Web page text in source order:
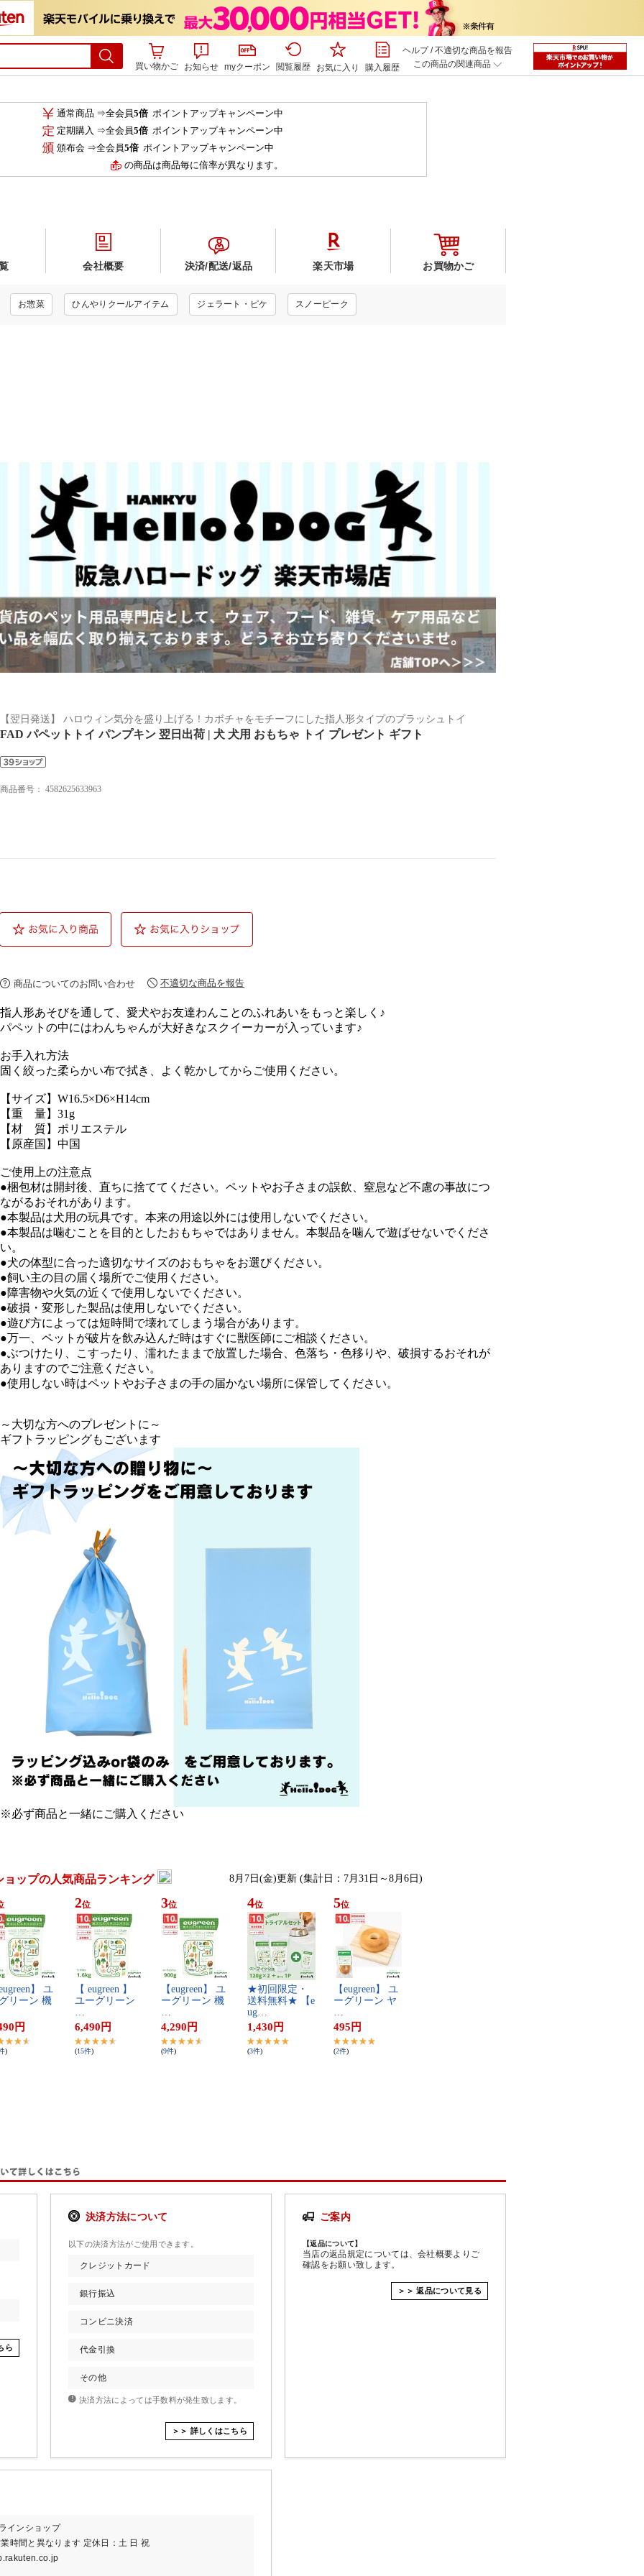
買い物かご お知らせ myクーポン 閲覧履歴 お気に入り 購入履歴
ヘルプ/不適切な商品を報告
この商品の関連商品
通常商品 ⇒全会員5倍ポイントアップキャンペーン中
定期購入 ⇒全会員5倍ポイントアップキャンペーン中
頒布会 ⇒全会員5倍ポイントアップキャンペーン中
の商品は商品毎に倍率が異なります。
【翌日発送】 ハロウィン気分を盛り上げる！カボチャをモチーフにした指人形タイプのプラッシュトイ
FAD パペットトイ パンプキン 翌日出荷 | 犬 犬用 おもちゃ トイ プレゼント ギフト
商品番号： 4582625633963
商品についてのお問い合わせ 不適切な商品を報告
指人形あそびを通して、愛犬やお友達わんことのふれあいをもっと楽しく♪
パペットの中にはわんちゃんが大好きなスクイーカーが入っています♪
お手入れ方法
固く絞った柔らかい布で拭き、よく乾かしてからご使用ください。
【サイズ】W16.5×D6×H14cm
【重 量】31g
【材 質】ポリエステル
【原産国】中国
ご使用上の注意点
●梱包材は開封後、直ちに捨ててください。ペットやお子さまの誤飲、窒息など不慮の事故につ
ながるおそれがあります。
●本製品は犬用の玩具です。本来の用途以外には使用しないでください。
●本製品は噛むことを目的としたおもちゃではありません。本製品を噛んで遊ばせないでくださ
い。
●犬の体型に合った適切なサイズのおもちゃをお選びください。
●飼い主の目の届く場所でご使用ください。
●障害物や火気の近くで使用しないでください。
●破損・変形した製品は使用しないでください。
●遊び方によっては短時間で壊れてしまう場合があります。
●万一、ペットが破片を飲み込んだ時はすぐに獣医師にご相談ください。
●ぶつけたり、こすったり、濡れたままで放置した場合、色落ち・色移りや、破損するおそれが
ありますのでご注意ください。
●使用しない時はペットやお子さまの手の届かない場所に保管してください。
～大切な方へのプレゼントに～
ギフトラッピングもございます
※必ず商品と一緒にご購入ください
ョップの人気商品ランキング 8月7日(金)更新 (集計日：7月31日～8月6日)
】​ ​ユ​
リ​ー​ン​ ​機​
円
)
2位
【​ ​e​u​g​r​e​e​n​ ​】​ ​
ユ​ー​グ​リ​ー​ン​ ​
…
6,490 円
(15件)
3位
【​e​u​g​r​e​e​n​】​ ​ユ​
ー​グ​リ​ー​ン​ ​機​
…
4,290 円
(9件)
4位
★​初​回​限​定​・​
送​料​無​料​★​ ​【​e​
u​g​…
1,430 円
(3件)
5位
【​e​u​g​r​e​e​n​】​ ​ユ​
ー​グ​リ​ー​ン​ ​ヤ​
…
495 円
(2件)